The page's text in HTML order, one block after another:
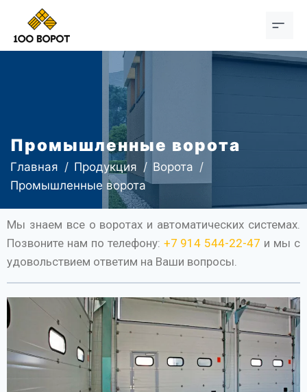
Промышленные ворота
Главная Продукция
Ворота
Промышленные ворота
Мы знаем все о воротах и автоматических системах.
Позвоните нам по телефону: +7 914 544-22-47 и мы с
удовольствием ответим на Ваши вопросы.